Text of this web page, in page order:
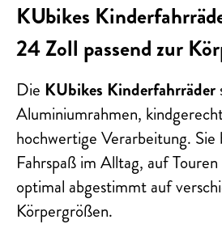
KUbikes
24 Zoll passend zur
Die KUbikes Kinderfahrräder
Aluminiumrahmen,
hochwertige Verarbeitung. Sie
Fahrspaß im Alltag, auf
optimal abgestimmt auf
Körpergrößen.